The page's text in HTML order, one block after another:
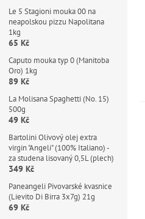
Le 5 Stagioni mouka 00 na
neapolskou pizzu Napolitana
1kg
65 Kč
Caputo mouka typ 0 (Manitoba
Oro) 1kg
89 Kč
La Molisana Spaghetti (No. 15)
500g
49 Kč
Bartolini Olivový olej extra
virgin "Angeli" (100% Italiano) -
za studena lisovaný 0,5L (plech)
349 Kč
Paneangeli Pivovarské kvasnice
(Lievito Di Birra 3x7g) 21g
69 Kč